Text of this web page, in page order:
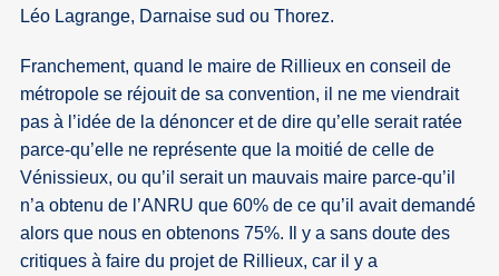
Léo Lagrange, Darnaise sud ou Thorez.
Franchement, quand le maire de Rillieux en conseil de
métropole se réjouit de sa convention, il ne me viendrait
pas à l’idée de la dénoncer et de dire qu’elle serait ratée
parce-qu’elle ne représente que la moitié de celle de
Vénissieux, ou qu’il serait un mauvais maire parce-qu’il
n’a obtenu de l’ANRU que 60% de ce qu’il avait demandé
alors que nous en obtenons 75%. Il y a sans doute des
critiques à faire du projet de Rillieux, car il y a